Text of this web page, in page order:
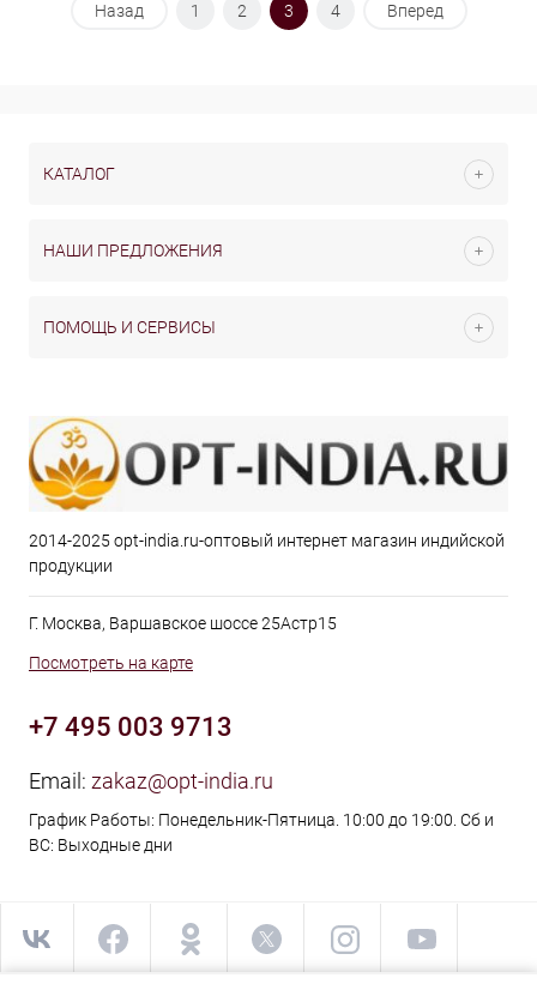
Назад 1 2 3 4 Вперед
КАТАЛОГ
НАШИ ПРЕДЛОЖЕНИЯ
ПОМОЩЬ И СЕРВИСЫ
2014-2025 opt-india.ru-оптовый интернет магазин индийской
продукции
Г. Москва, Варшавское шоссе 25Астр15
Посмотреть на карте
+7 495 003 9713
Email: zakaz@opt-india.ru
График Работы: Понедельник-Пятница. 10:00 до 19:00. Сб и
ВС: Выходные дни